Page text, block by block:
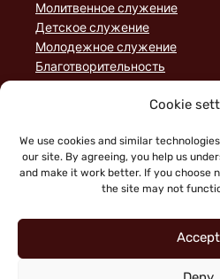
Cookie
We use cookies and similar
our site. By agreeing, you help us
and make it work better. If you choose
the site may not
Accept
Молитвенное служение
Детское служение
Молодежное служение
Благотворительность
Служение порядка
Статьи